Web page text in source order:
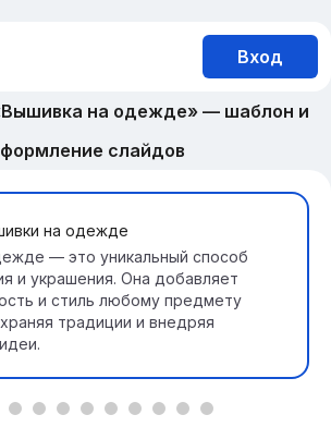
Вход
на одежде» — шаблон и
слайдов
на одежде
— это уникальный способ
и украшения. Она добавляет
и стиль любому предмету
традиции и внедряя